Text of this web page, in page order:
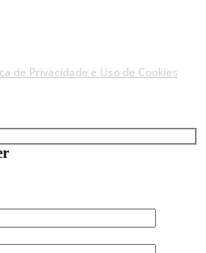
de Privacidade e Uso de Cookies